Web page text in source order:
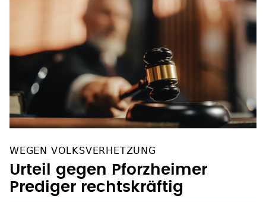
WEGEN VOLKSVERHETZUNG
Urteil gegen Pforzheimer
Prediger rechtskräftig